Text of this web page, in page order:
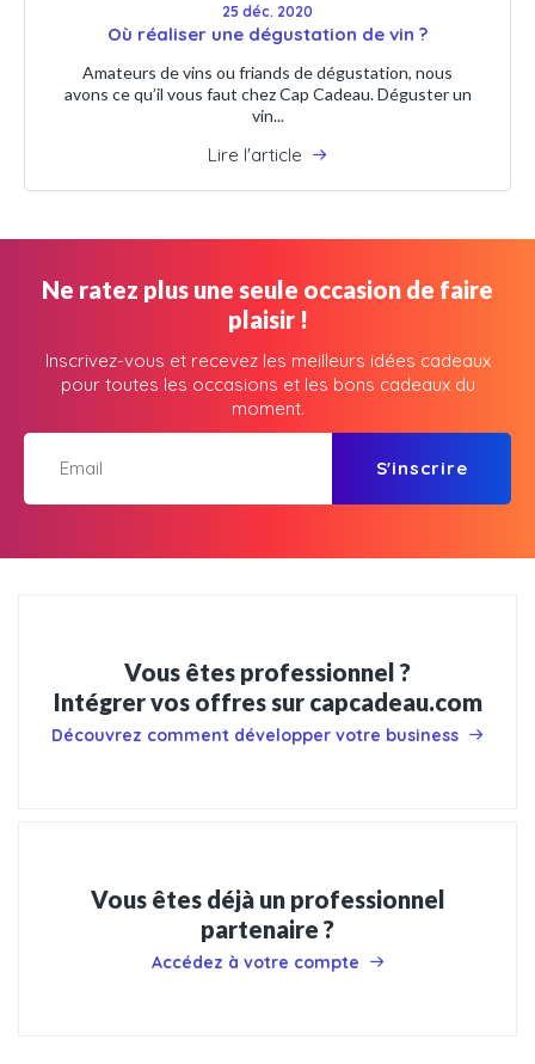
25 déc. 2020
Où réaliser une dégustation de vin ?
Amateurs de vins ou friands de dégustation, nous
avons ce qu’il vous faut chez Cap Cadeau. Déguster un
vin...
Lire l'article
Ne ratez plus une seule occasion de faire
plaisir !
Inscrivez-vous et recevez les meilleurs idées cadeaux
pour toutes les occasions et les bons cadeaux du
moment.
S'inscrire
Vous êtes professionnel ?
Intégrer vos offres sur capcadeau.com
Découvrez comment développer votre business
Vous êtes déjà un professionnel
partenaire ?
Accédez à votre compte